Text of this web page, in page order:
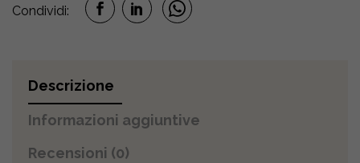
Condividi:
Descrizione
Informazioni aggiuntive
Recensioni (0)